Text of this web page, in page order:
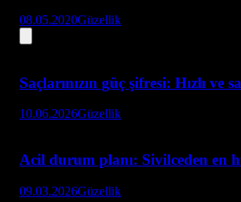
08.05.2020Güzellik
Saçlarınızın güç şifresi: Hızlı
10.06.2026Güzellik
Acil durum planı: Sivilceden en
09.03.2026Güzellik